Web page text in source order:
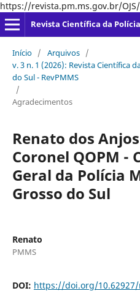
https://revista.pm.ms.gov.br/OJS/
Início / Arquivos /
v. 3 n. 1 (2026): Revista Científica
do Sul - RevPMMS
/
Agradecimentos
Renato dos
Coronel QOPM -
Geral da Polícia
Grosso do Sul
Renato
PMMS
DOI: https://doi.org/10.62927/